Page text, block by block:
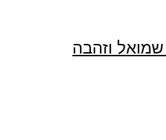
וזהבה